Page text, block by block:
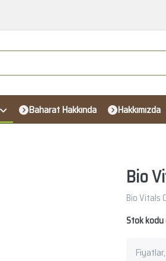
Baharat Hakkında Hakkımızda
Bio
Bio Vitals
Stok kodu